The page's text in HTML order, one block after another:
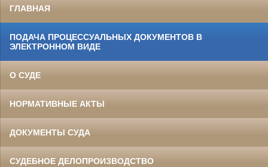
ГЛАВНАЯ
ПОДАЧА ПРОЦЕССУАЛЬНЫХ ДОКУМЕНТОВ В
ЭЛЕКТРОННОМ ВИДЕ
О СУДЕ
НОРМАТИВНЫЕ АКТЫ
ДОКУМЕНТЫ СУДА
СУДЕБНОЕ ДЕЛОПРОИЗВОДСТВО